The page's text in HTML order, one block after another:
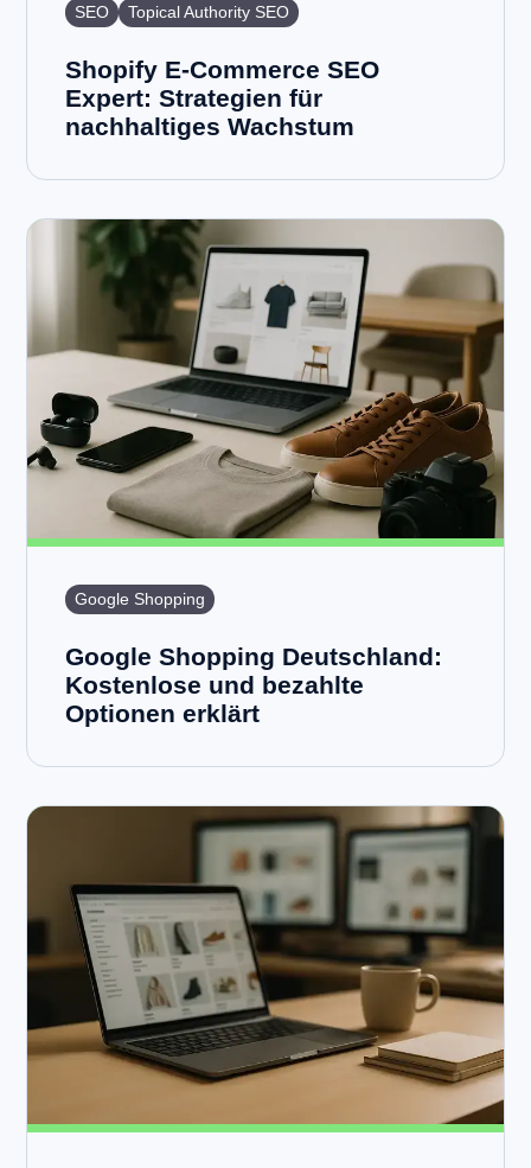
SEO Topical Authority SEO
Shopify E-Commerce SEO
Expert: Strategien für
nachhaltiges Wachstum
Google Shopping
Google Shopping Deutschland:
Kostenlose und bezahlte
Optionen erklärt